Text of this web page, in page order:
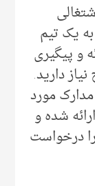
یک تیم‌
و پیگیری
دارید.
مورد
شده و
درخواست